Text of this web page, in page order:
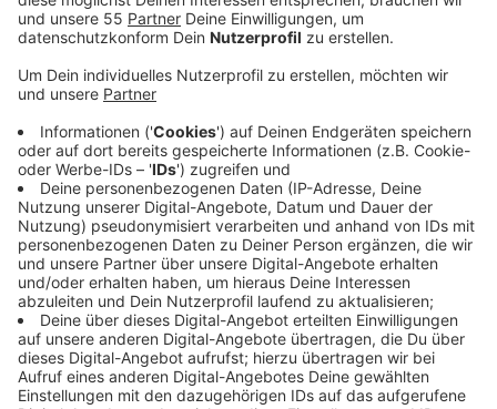
negativer Corona-Schnelltest vorgelegt werden.
Veröffentlicht:Freitag, 05.03.2021 18:12
In Krefeld muss noch geklärt werden, wer die
Schnelltests durchführt und wo sie gemacht werden
dürfen. Im Gespräch seien die Test-Zentren,
Apotheken oder Ärzte. Es müsse noch viel geregelt
werden, heißt es von der Stadt. Sie meldet heute
(05.03.) 13 neue positive Corona-Fälle. Jeweils eine
Neuinfektion wird aus der Grundschule Grotenburg und
der Regenbogenschule gemeldet. Außerdem ist eine
Person um die 90 Jahre im Krankenhaus im